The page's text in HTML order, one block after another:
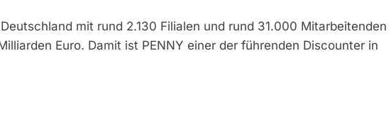
mit rund 2.130 Filialen und rund 31.000 Mitarbeitenden
Euro. Damit ist PENNY einer der führenden Discounter in